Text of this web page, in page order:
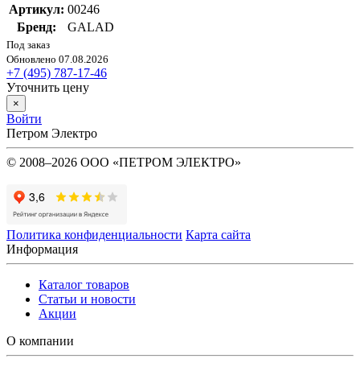
Артикул: 00246
Бренд:
GALAD
Под заказ
Обновлено 07.08.2026
+7 (495) 787-17-46
Уточнить цену
×
Войти
Петром Электро
© 2008–2026 ООО «ПЕТРОМ ЭЛЕКТРО»
Политика конфиденциальности Карта сайта
Информация
Каталог товаров
Статьи и новости
Акции
О компании